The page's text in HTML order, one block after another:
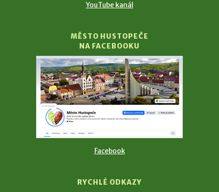
YouTube kanál
MĚSTO HUSTOPEČE
NA FACEBOOKU
Facebook
RYCHLÉ ODKAZY